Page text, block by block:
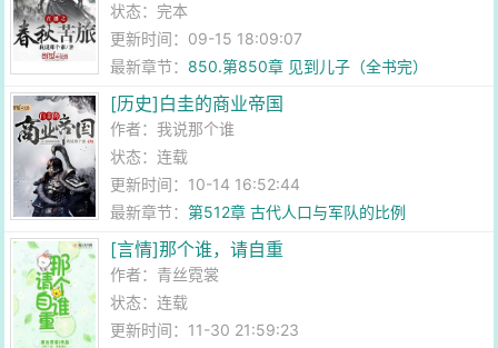
状态：完本
更新时间：09-15 18:09:07
最新章节： 850.第850章 见到儿子（全书完）
[历史]白圭的商业帝国
作者：我说那个谁
状态：连载
更新时间：10-14 16:52:44
最新章节：第512章 古代人口与军队的比例
[言情]那个谁，请自重
作者： 青丝霓裳
状态：连载
更新时间：11-30 21:59:23